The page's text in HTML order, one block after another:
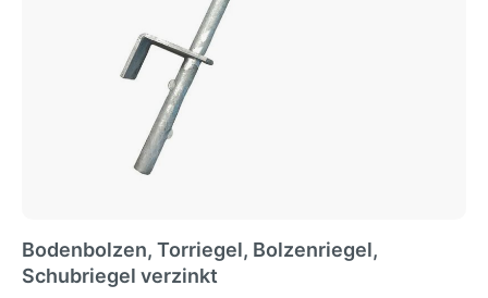
Bodenbolzen, Torriegel, Bolzenriegel,
Schubriegel verzinkt